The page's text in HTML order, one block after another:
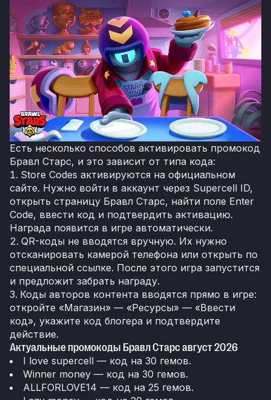
Есть несколько способов активировать промокод
Бравл Старс, и это зависит от типа кода:
Store Codes активируются на официальном
сайте. Нужно войти в аккаунт через Supercell ID,
открыть страницу Бравл Старс, найти поле Enter
Code, ввести код и подтвердить активацию.
Награда появится в игре автоматически.
QR-коды не вводятся вручную. Их нужно
отсканировать камерой телефона или открыть по
специальной ссылке. После этого игра запустится
и предложит забрать награду.
Коды авторов контента вводятся прямо в игре:
откройте «Магазин» — «Ресурсы» — «Ввести
код», укажите код блогера и подтвердите
действие.
Актуальные промокоды Бравл Старс август 2026
I love supercell — код на 30 гемов.
Winner money — код на 30 гемов.
ALLFORLOVE14 — код на 25 гемов.